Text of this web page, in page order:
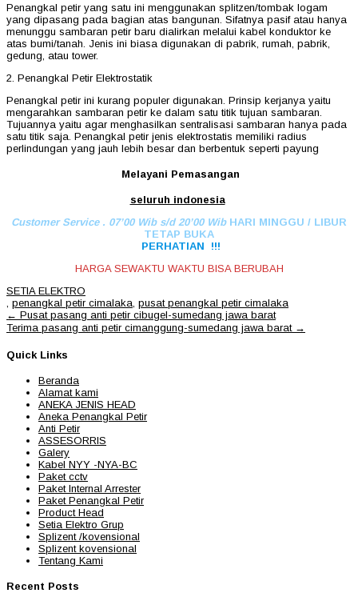
Penangkal petir yang satu ini menggunakan splitzen/tombak logam
yang dipasang pada bagian atas bangunan. Sifatnya pasif atau hanya
menunggu sambaran petir baru dialirkan melalui kabel konduktor ke
atas bumi/tanah. Jenis ini biasa digunakan di pabrik, rumah, pabrik,
gedung, atau tower.
2. Penangkal Petir Elektrostatik
Penangkal petir ini kurang populer digunakan. Prinsip kerjanya yaitu
mengarahkan sambaran petir ke dalam satu titik tujuan sambaran.
Tujuannya yaitu agar menghasilkan sentralisasi sambaran hanya pada
satu titik saja. Penangkal petir jenis elektrostatis memiliki radius
perlindungan yang jauh lebih besar dan berbentuk seperti payung
Melayani Pemasangan
seluruh indonesia
Customer Service . 07’00 Wib s/d 20’00 WibHARI MINGGU / LIBUR
TETAP BUKA
PERHATIAN !!!
HARGA SEWAKTU WAKTU BISA BERUBAH
SETIA ELEKTRO
, penangkal petir cimalaka, pusat penangkal petir cimalaka
Post
navigation
← Pusat pasang anti petir cibugel-sumedang jawa barat
Terima pasang anti petir cimanggung-sumedang jawa barat →
Quick Links
Beranda
Alamat kami
ANEKA JENIS HEAD
Aneka Penangkal Petir
Anti Petir
ASSESORRIS
Galery
Kabel NYY -NYA-BC
Paket cctv
Paket Internal Arrester
Paket Penangkal Petir
Product Head
Setia Elektro Grup
Splizent /kovensional
Splizent kovensional
Tentang Kami
Recent Posts